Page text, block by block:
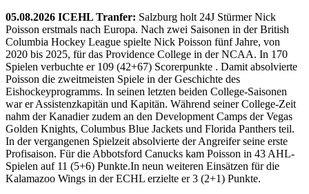
05.08.2026 ICEHL Tranfer: Salzburg holt 24J Stürmer Nick
Poisson erstmals nach Europa. Nach zwei Saisonen in der British
Columbia Hockey League spielte Nick Poisson fünf Jahre, von
2020 bis 2025, für das Providence College in der NCAA. In 170
Spielen verbuchte er 109 (42+67) Scorerpunkte . Damit absolvierte
Poisson die zweitmeisten Spiele in der Geschichte des
Eishockeyprogramms. In seinen letzten beiden College-Saisonen
war er Assistenzkapitän und Kapitän. Während seiner College-Zeit
nahm der Kanadier zudem an den Development Camps der Vegas
Golden Knights, Columbus Blue Jackets und Florida Panthers teil.
In der vergangenen Spielzeit absolvierte der Angreifer seine erste
Profisaison. Für die Abbotsford Canucks kam Poisson in 43 AHL-
Spielen auf 11 (5+6) Punkte.In neun weiteren Einsätzen für die
Kalamazoo Wings in der ECHL erzielte er 3 (2+1) Punkte.